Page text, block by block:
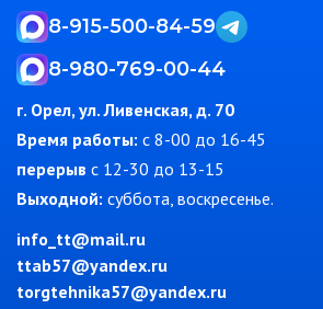
8-915-500-84-59
8-980-769-00-44
г. Орел, ул. Ливенская, д. 70
Время работы: c 8-00 до 16-45
перерыв с 12-30 до 13-15
Выходной: суббота, воскресенье.
info_tt@mail.ru
ttab57@yandex.ru
torgtehnika57@yandex.ru